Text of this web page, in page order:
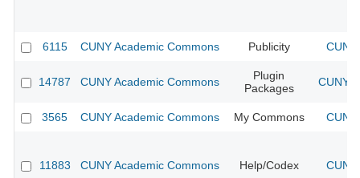
6115 CUNY Academic Commons Publicity
14787 CUNY Academic Commons
Plugin
Packages
CUNY
3565 CUNY Academic Commons My Commons
11883 CUNY Academic Commons Help/Codex